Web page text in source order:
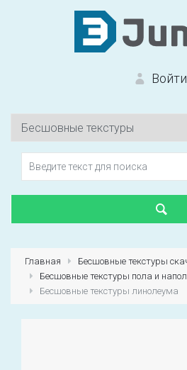
Войти
Вход на
Первый раз?
Главная
Бесшовные текстуры
Бесшовные текстуры пола и
Бесшовные текстуры линолеума